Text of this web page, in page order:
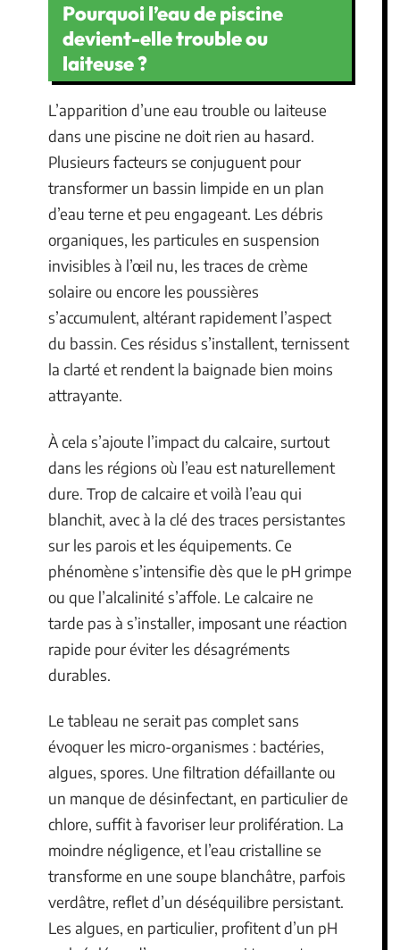
Pourquoi l’eau de piscine
devient-elle trouble ou
laiteuse ?
L’apparition d’une eau trouble ou laiteuse
dans une piscine ne doit rien au hasard.
Plusieurs facteurs se conjuguent pour
transformer un bassin limpide en un plan
d’eau terne et peu engageant. Les débris
organiques, les particules en suspension
invisibles à l’œil nu, les traces de crème
solaire ou encore les poussières
s’accumulent, altérant rapidement l’aspect
du bassin. Ces résidus s’installent, ternissent
la clarté et rendent la baignade bien moins
attrayante.
À cela s’ajoute l’impact du calcaire, surtout
dans les régions où l’eau est naturellement
dure. Trop de calcaire et voilà l’eau qui
blanchit, avec à la clé des traces persistantes
sur les parois et les équipements. Ce
phénomène s’intensifie dès que le pH grimpe
ou que l’alcalinité s’affole. Le calcaire ne
tarde pas à s’installer, imposant une réaction
rapide pour éviter les désagréments
durables.
Le tableau ne serait pas complet sans
évoquer les micro-organismes : bactéries,
algues, spores. Une filtration défaillante ou
un manque de désinfectant, en particulier de
chlore, suffit à favoriser leur prolifération. La
moindre négligence, et l’eau cristalline se
transforme en une soupe blanchâtre, parfois
verdâtre, reflet d’un déséquilibre persistant.
Les algues, en particulier, profitent d’un pH